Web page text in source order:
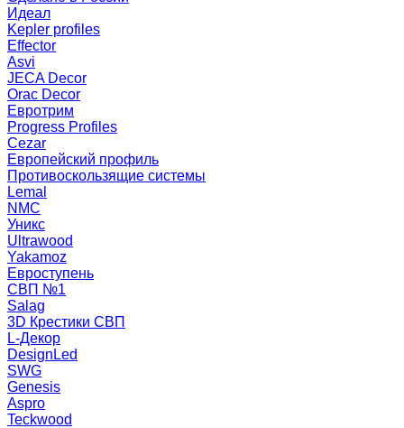
Идеал
Kepler profiles
Effector
Asvi
JECA Decor
Orac Decor
Евротрим
Progress Profiles
Cezar
Европейский профиль
Противоскользящие системы
Lemal
NMC
Уникс
Ultrawood
Yakamoz
Евроступень
СВП №1
Salag
3D Крестики СВП
L-Декор
DesignLed
SWG
Genesis
Aspro
Teckwood